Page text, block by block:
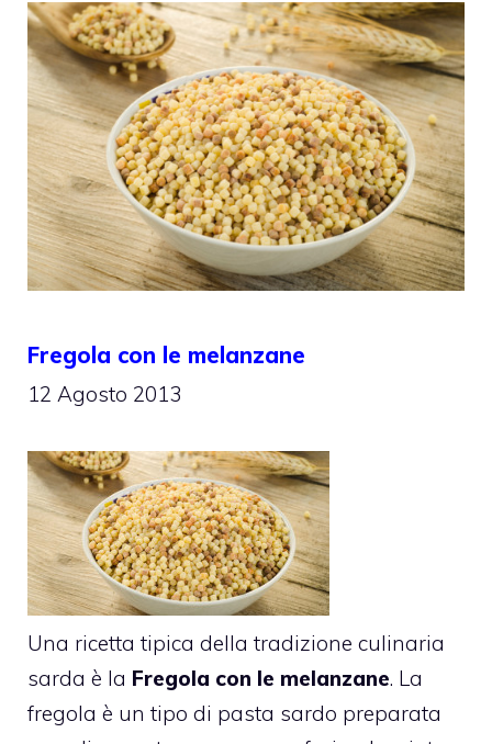
Fregola con le melanzane
12 Agosto 2013
Una ricetta tipica della tradizione culinaria
sarda è la Fregola con le melanzane. La
fregola è un tipo di pasta sardo preparata